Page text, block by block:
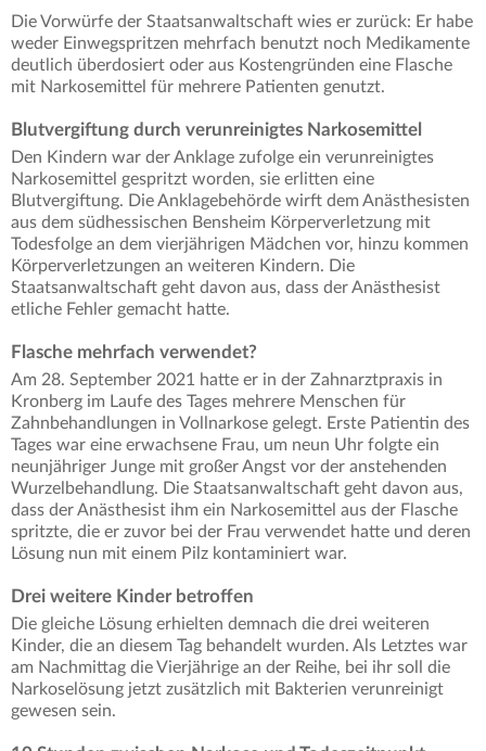
Die Vorwürfe der Staatsanwaltschaft wies er zurück: Er habe
weder Einwegspritzen mehrfach benutzt noch Medikamente
deutlich überdosiert oder aus Kostengründen eine Flasche
mit Narkosemittel für mehrere Patienten genutzt.
Blutvergiftung durch verunreinigtes Narkosemittel
Den Kindern war der Anklage zufolge ein verunreinigtes
Narkosemittel gespritzt worden, sie erlitten eine
Blutvergiftung. Die Anklagebehörde wirft dem Anästhesisten
aus dem südhessischen Bensheim Körperverletzung mit
Todesfolge an dem vierjährigen Mädchen vor, hinzu kommen
Körperverletzungen an weiteren Kindern. Die
Staatsanwaltschaft geht davon aus, dass der Anästhesist
etliche Fehler gemacht hatte.
Flasche mehrfach verwendet?
Am 28. September 2021 hatte er in der Zahnarztpraxis in
Kronberg im Laufe des Tages mehrere Menschen für
Zahnbehandlungen in Vollnarkose gelegt. Erste Patientin des
Tages war eine erwachsene Frau, um neun Uhr folgte ein
neunjähriger Junge mit großer Angst vor der anstehenden
Wurzelbehandlung. Die Staatsanwaltschaft geht davon aus,
dass der Anästhesist ihm ein Narkosemittel aus der Flasche
spritzte, die er zuvor bei der Frau verwendet hatte und deren
Lösung nun mit einem Pilz kontaminiert war.
Drei weitere Kinder betroffen
Die gleiche Lösung erhielten demnach die drei weiteren
Kinder, die an diesem Tag behandelt wurden. Als Letztes war
am Nachmittag die Vierjährige an der Reihe, bei ihr soll die
Narkoselösung jetzt zusätzlich mit Bakterien verunreinigt
gewesen sein.